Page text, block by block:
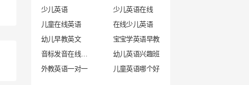
少儿英语
少儿英语在线
儿童在线英语
在线少儿英语
幼儿早教英文
宝宝学英语早教
幼儿英语兴趣班
外教英语一对一
儿童英语哪个好